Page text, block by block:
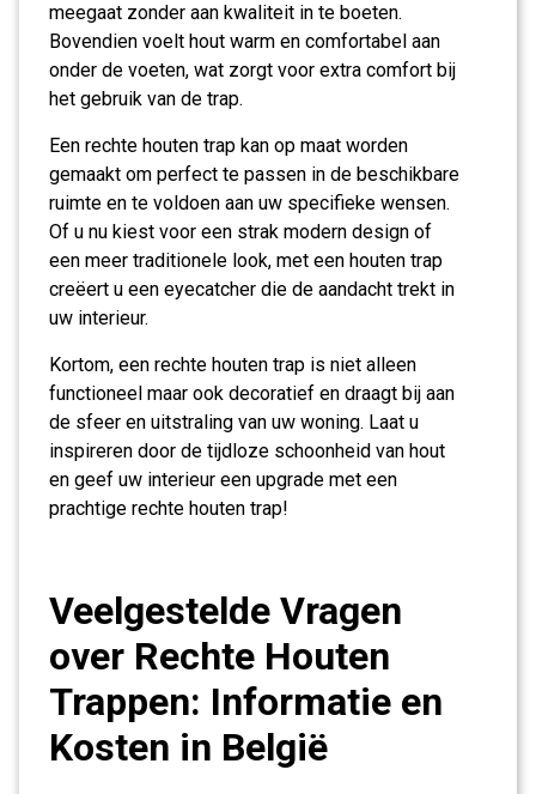
meegaat zonder aan kwaliteit in te boeten.
Bovendien voelt hout warm en comfortabel aan
onder de voeten, wat zorgt voor extra comfort bij
het gebruik van de trap.
Een rechte houten trap kan op maat worden
gemaakt om perfect te passen in de beschikbare
ruimte en te voldoen aan uw specifieke wensen.
Of u nu kiest voor een strak modern design of
een meer traditionele look, met een houten trap
creëert u een eyecatcher die de aandacht trekt in
uw interieur.
Kortom, een rechte houten trap is niet alleen
functioneel maar ook decoratief en draagt bij aan
de sfeer en uitstraling van uw woning. Laat u
inspireren door de tijdloze schoonheid van hout
en geef uw interieur een upgrade met een
prachtige rechte houten trap!
Veelgestelde Vragen
over Rechte Houten
Trappen: Informatie en
Kosten in België